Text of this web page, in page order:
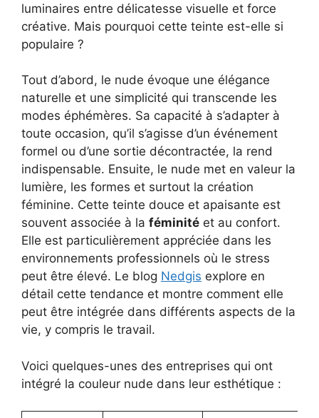
luminaires entre délicatesse visuelle et force
créative. Mais pourquoi cette teinte est-elle si
populaire ?
Tout d’abord, le nude évoque une élégance
naturelle et une simplicité qui transcende les
modes éphémères. Sa capacité à s’adapter à
toute occasion, qu’il s’agisse d’un événement
formel ou d’une sortie décontractée, la rend
indispensable. Ensuite, le nude met en valeur la
lumière, les formes et surtout la création
féminine. Cette teinte douce et apaisante est
souvent associée à la féminité et au confort.
Elle est particulièrement appréciée dans les
environnements professionnels où le stress
peut être élevé. Le blog Nedgis explore en
détail cette tendance et montre comment elle
peut être intégrée dans différents aspects de la
vie, y compris le travail.
Voici quelques-unes des entreprises qui ont
intégré la couleur nude dans leur esthétique :